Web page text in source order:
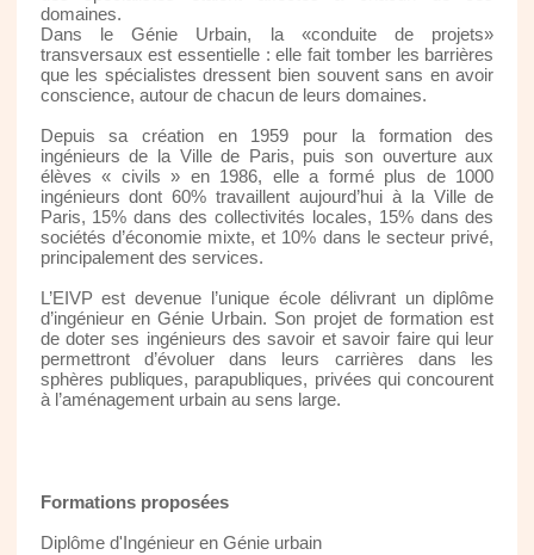
domaines.
Dans le Génie Urbain, la «conduite de projets»
transversaux est essentielle : elle fait tomber les barrières
que les spécialistes dressent bien souvent sans en avoir
conscience, autour de chacun de leurs domaines.
Depuis sa création en 1959 pour la formation des
ingénieurs de la Ville de Paris, puis son ouverture aux
élèves « civils » en 1986, elle a formé plus de 1000
ingénieurs dont 60% travaillent aujourd’hui à la Ville de
Paris, 15% dans des collectivités locales, 15% dans des
sociétés d’économie mixte, et 10% dans le secteur privé,
principalement des services.
L’EIVP est devenue l’unique école délivrant un diplôme
d’ingénieur en Génie Urbain. Son projet de formation est
de doter ses ingénieurs des savoir et savoir faire qui leur
permettront d’évoluer dans leurs carrières dans les
sphères publiques, parapubliques, privées qui concourent
à l’aménagement urbain au sens large.
Formations proposées
Diplôme d'Ingénieur en Génie urbain